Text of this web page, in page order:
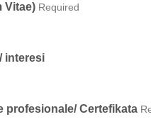
Vitae) Required
interesi
profesionale/ Certefikata